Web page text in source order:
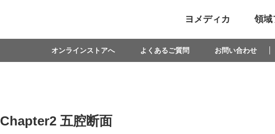
ヨメディカ 領域
オンラインストアへ よくあるご質問 お問い合わせ
Chapter2 五腔断面